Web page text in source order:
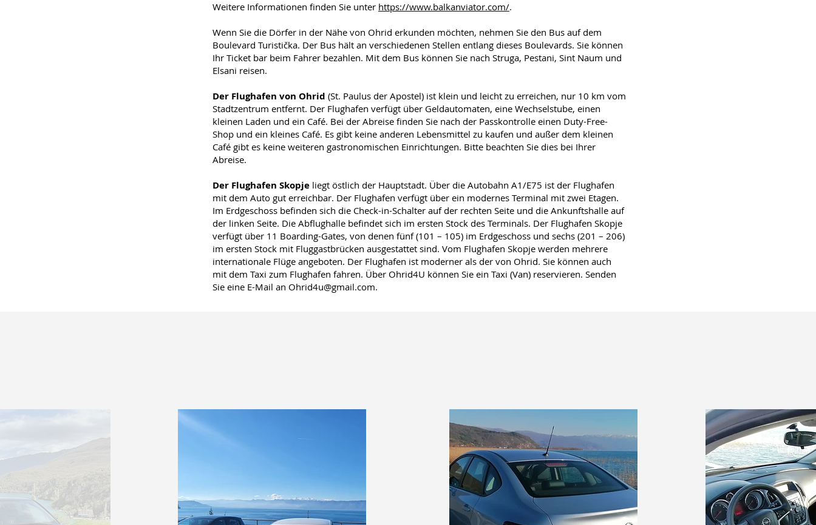
Weitere Informationen finden Sie unter https://www.balkanviator.com/.
Wenn Sie die Dörfer in der Nähe von Ohrid erkunden möchten, nehmen Sie den Bus auf dem
Boulevard Turistička. Der Bus hält an verschiedenen Stellen entlang dieses Boulevards. Sie können
Ihr Ticket bar beim Fahrer bezahlen. Mit dem Bus können Sie nach Struga, Pestani, Sint Naum und
Elsani reisen.
Der Flughafen von Ohrid (St. Paulus der Apostel) ist klein und leicht zu erreichen, nur 10 km vom
Stadtzentrum entfernt. Der Flughafen verfügt über Geldautomaten, eine Wechselstube, einen
kleinen Laden und ein Café. Bei der Abreise finden Sie nach der Passkontrolle einen Duty-Free-
Shop und ein kleines Café. Es gibt keine anderen Lebensmittel zu kaufen und außer dem kleinen
Café gibt es keine weiteren gastronomischen Einrichtungen. Bitte beachten Sie dies bei Ihrer
Abreise.
Der Flughafen Skopje liegt östlich der Hauptstadt. Über die Autobahn A1/E75 ist der Flughafen
mit dem Auto gut erreichbar. Der Flughafen verfügt über ein modernes Terminal mit zwei Etagen.
Im Erdgeschoss befinden sich die Check-in-Schalter auf der rechten Seite und die Ankunftshalle auf
der linken Seite. Die Abflughalle befindet sich im ersten Stock des Terminals. Der Flughafen Skopje
verfügt über 11 Boarding-Gates, von denen fünf (101 – 105) im Erdgeschoss und sechs (201 – 206)
im ersten Stock mit Fluggastbrücken ausgestattet sind. Vom Flughafen Skopje werden mehrere
internationale Flüge angeboten. Der Flughafen ist moderner als der von Ohrid. Sie können auch
mit dem Taxi zum Flughafen fahren. Über Ohrid4U können Sie ein Taxi (Van) reservieren. Senden
Sie eine E-Mail an Ohrid4u@gmail.com.